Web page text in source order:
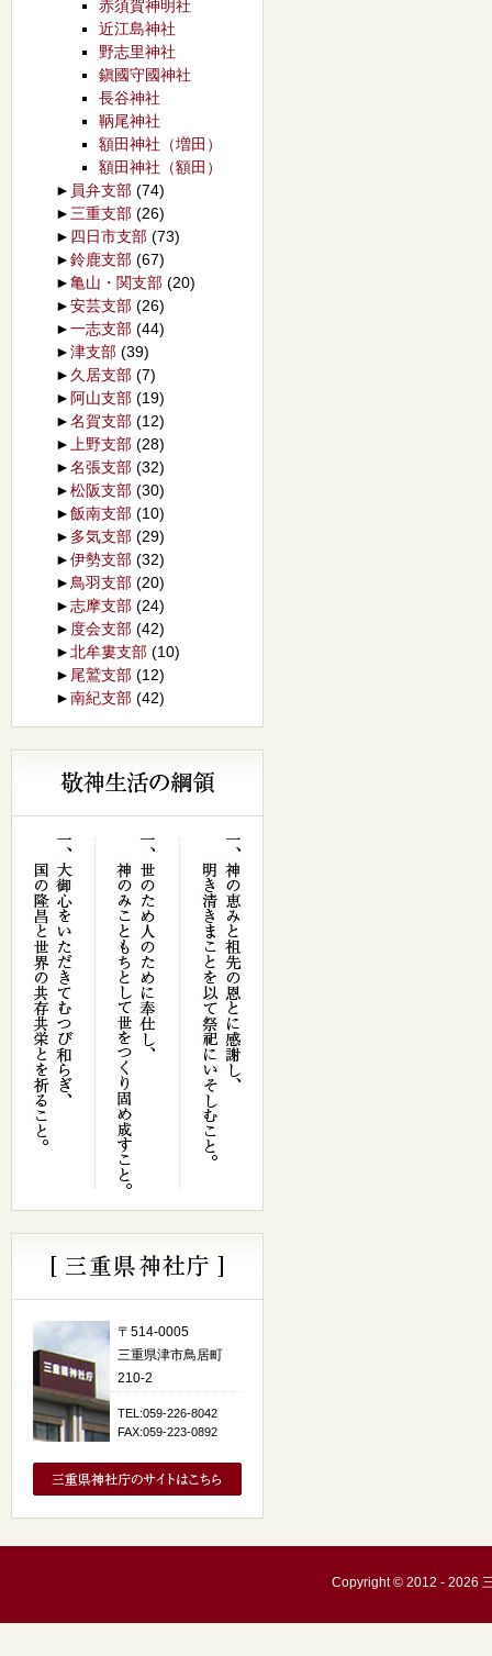
赤須賀神明社
近江島神社
野志里神社
鎭國守國神社
長谷神社
鞆尾神社
額田神社（増田）
額田神社（額田）
► 員弁支部 (74)
► 三重支部 (26)
► 四日市支部 (73)
►鈴鹿支部 (67)
►亀山・関支部 (20)
►安芸支部 (26)
►一志支部 (44)
►津支部 (39)
► 久居支部 (7)
► 阿山支部 (19)
►名賀支部 (12)
►
上野支部 (28)
►名張支部 (32)
►松阪支部 (30)
►飯南支部 (10)
► 多気支部 (29)
►伊勢支部 (32)
► 鳥羽支部 (20)
►志摩支部 (24)
► 度会支部 (42)
►北牟婁支部 (10)
► 尾鷲支部 (12)
►南紀支部 (42)
〒514-0005
三重県津市鳥居町
210-2
TEL:059-226-8042
FAX:059-223-0892
Copyright © 2012 - 2026